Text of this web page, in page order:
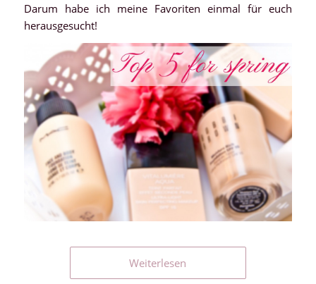
Darum habe ich meine Favoriten einmal für euch
herausgesucht!
Weiterlesen